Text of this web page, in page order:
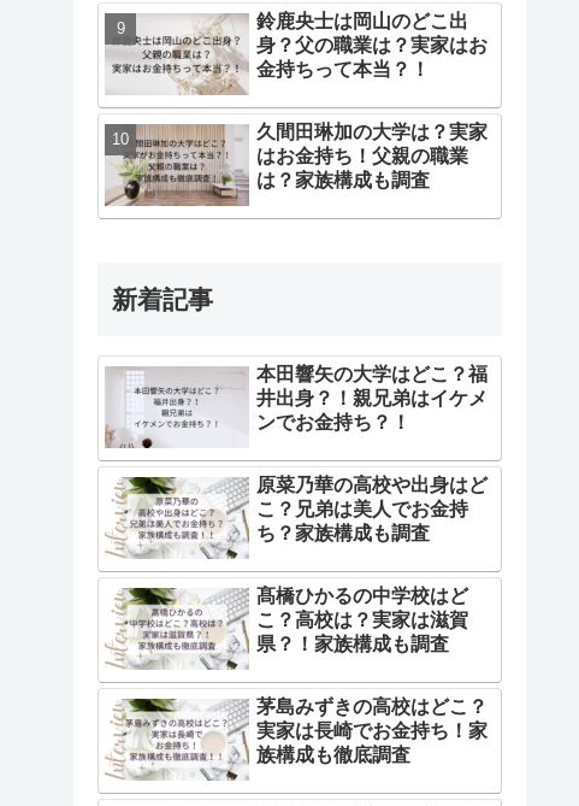
鈴鹿央士は岡山のどこ出
身？父の職業は？実家はお
金持ちって本当？！
久間田琳加の大学は？実家
はお金持ち！父親の職業
は？家族構成も調査
新着記事
本田響矢の大学はどこ？福
井出身？！親兄弟はイケメ
ンでお金持ち？！
原菜乃華の高校や出身はど
こ？兄弟は美人でお金持
ち？家族構成も調査
髙橋ひかるの中学校はど
こ？高校は？実家は滋賀
県？！家族構成も調査
茅島みずきの高校はどこ？
実家は長崎でお金持ち！家
族構成も徹底調査